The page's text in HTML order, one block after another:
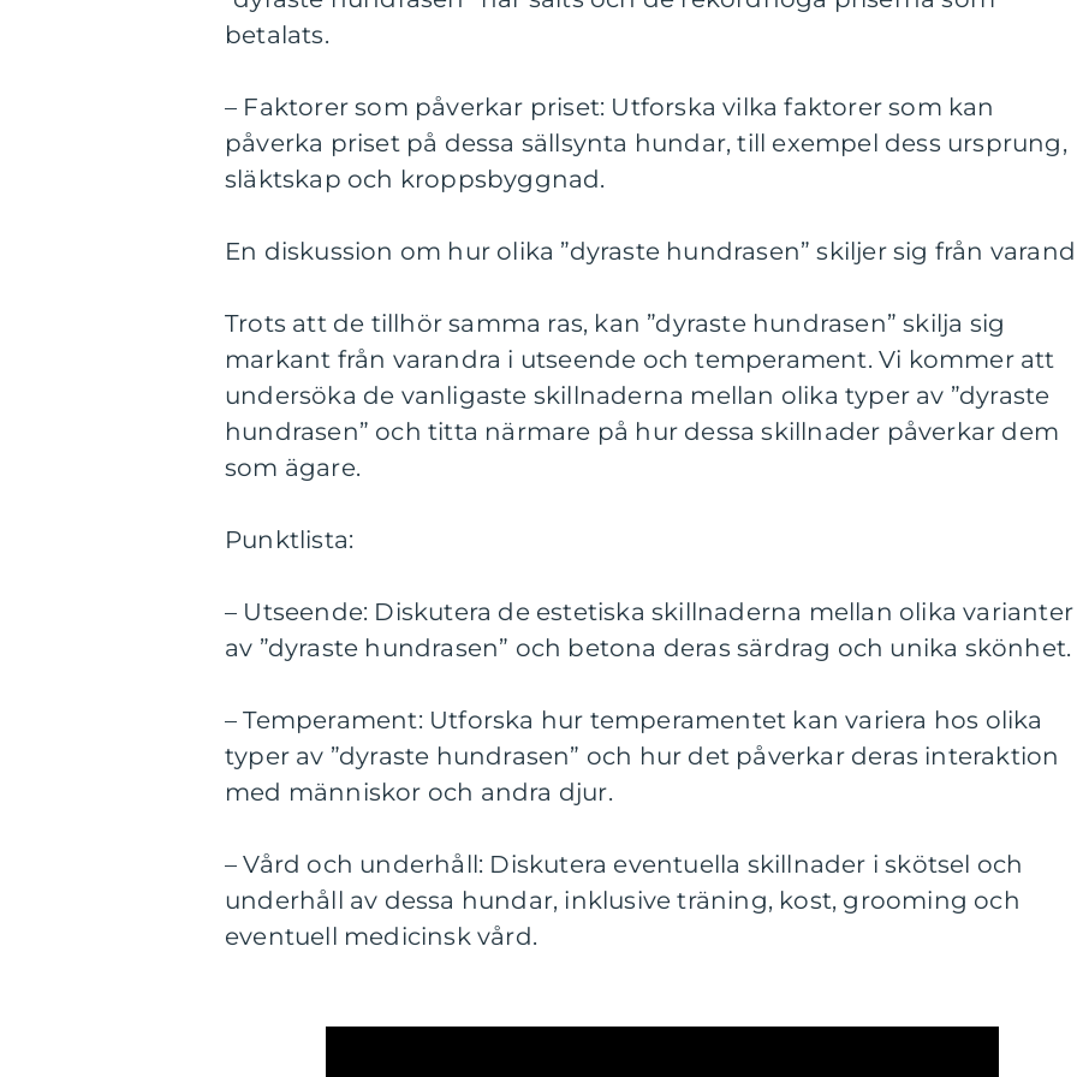
betalats.
– Faktorer som påverkar priset: Utforska vilka faktorer som kan
påverka priset på dessa sällsynta hundar, till exempel dess ursprung,
släktskap och kroppsbyggnad.
En diskussion om hur olika ”dyraste hundrasen” skiljer sig från
Trots att de tillhör samma ras, kan ”dyraste hundrasen” skilja sig
markant från varandra i utseende och temperament. Vi kommer att
undersöka de vanligaste skillnaderna mellan olika typer av ”dyraste
hundrasen” och titta närmare på hur dessa skillnader påverkar dem
som ägare.
Punktlista:
– Utseende: Diskutera de estetiska skillnaderna mellan olika varianter
av ”dyraste hundrasen” och betona deras särdrag och unika skönhet.
– Temperament: Utforska hur temperamentet kan variera hos olika
typer av ”dyraste hundrasen” och hur det påverkar deras interaktion
med människor och andra djur.
– Vård och underhåll: Diskutera eventuella skillnader i skötsel och
underhåll av dessa hundar, inklusive träning, kost, grooming och
eventuell medicinsk vård.